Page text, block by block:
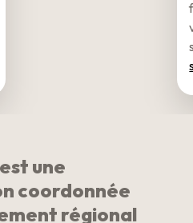
une
coordonnée
régional